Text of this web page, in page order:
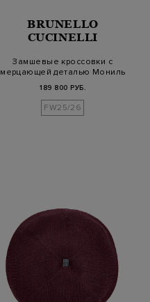
BRUNELLO
CUCINELLI
Замшевые кроссовки с
мерцающей деталью Мониль
189 800 РУБ.
FW25/26